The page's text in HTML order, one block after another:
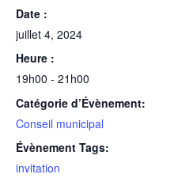
Date :
juillet 4, 2024
Heure :
19h00 - 21h00
Catégorie d’Évènement:
Conseil municipal
Évènement Tags:
invitation